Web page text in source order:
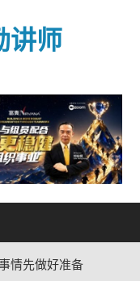
讲师
情先做好准备